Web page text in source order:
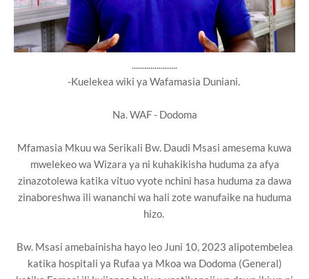
......................
-Kuelekea wiki ya Wafamasia Duniani.
Na. WAF - Dodoma
Mfamasia Mkuu wa Serikali Bw. Daudi Msasi amesema kuwa
mwelekeo wa Wizara ya ni kuhakikisha huduma za afya
zinazotolewa katika vituo vyote nchini hasa huduma za dawa
zinaboreshwa ili wananchi wa hali zote wanufaike na huduma
hizo.
Bw. Msasi amebainisha hayo leo Juni 10, 2023 alipotembelea
katika hospitali ya Rufaa ya Mkoa wa Dodoma (General)